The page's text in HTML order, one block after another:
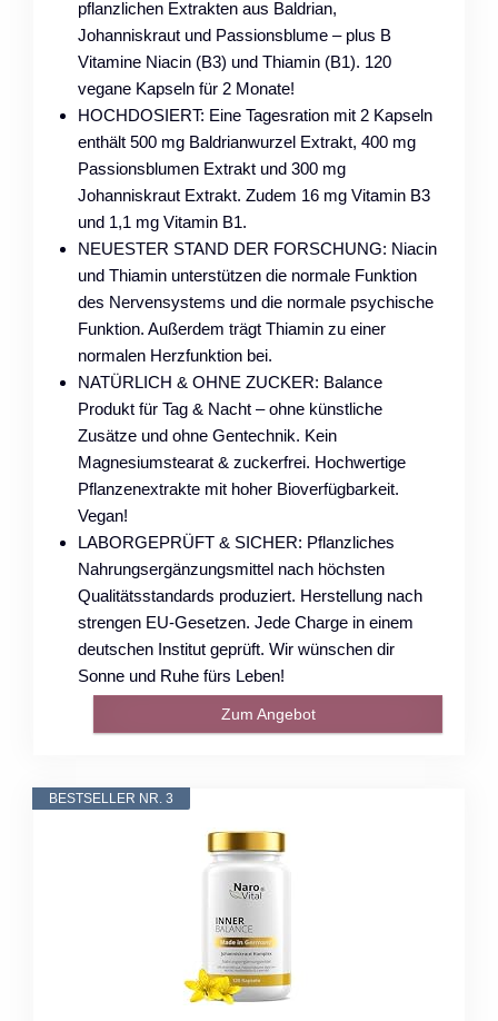
pflanzlichen Extrakten aus Baldrian,
Johanniskraut und Passionsblume – plus B
Vitamine Niacin (B3) und Thiamin (B1). 120
vegane Kapseln für 2 Monate!
HOCHDOSIERT: Eine Tagesration mit 2 Kapseln
enthält 500 mg Baldrianwurzel Extrakt, 400 mg
Passionsblumen Extrakt und 300 mg
Johanniskraut Extrakt. Zudem 16 mg Vitamin B3
und 1,1 mg Vitamin B1.
NEUESTER STAND DER FORSCHUNG: Niacin
und Thiamin unterstützen die normale Funktion
des Nervensystems und die normale psychische
Funktion. Außerdem trägt Thiamin zu einer
normalen Herzfunktion bei.
NATÜRLICH & OHNE ZUCKER: Balance
Produkt für Tag & Nacht – ohne künstliche
Zusätze und ohne Gentechnik. Kein
Magnesiumstearat & zuckerfrei. Hochwertige
Pflanzenextrakte mit hoher Bioverfügbarkeit.
Vegan!
LABORGEPRÜFT & SICHER: Pflanzliches
Nahrungsergänzungsmittel nach höchsten
Qualitätsstandards produziert. Herstellung nach
strengen EU-Gesetzen. Jede Charge in einem
deutschen Institut geprüft. Wir wünschen dir
Sonne und Ruhe fürs Leben!
Zum Angebot
BESTSELLER NR. 3